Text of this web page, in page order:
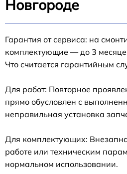
Новгороде
Гарантия от сервиса: на
комплектующие — до 3
Что считается гарантийным
Для работ: Повторное
прямо обусловлен с
неправильная установка
Для комплектующих:
работе или техническим
нормальном использовании.